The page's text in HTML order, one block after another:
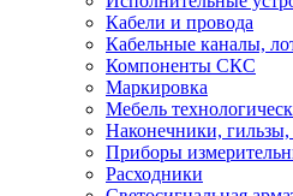
Кабели и провода
Кабельные каналы,
Компоненты СКС
Маркировка
Мебель
Наконечники,
Приборы
Расходники